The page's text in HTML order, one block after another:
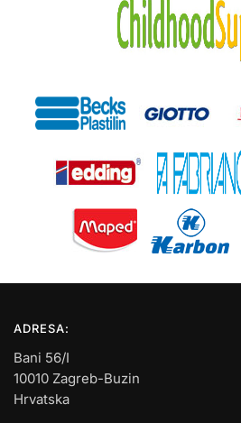
ADRESA:
Bani 56/I
10010 Zagreb-Buzin
Hrvatska